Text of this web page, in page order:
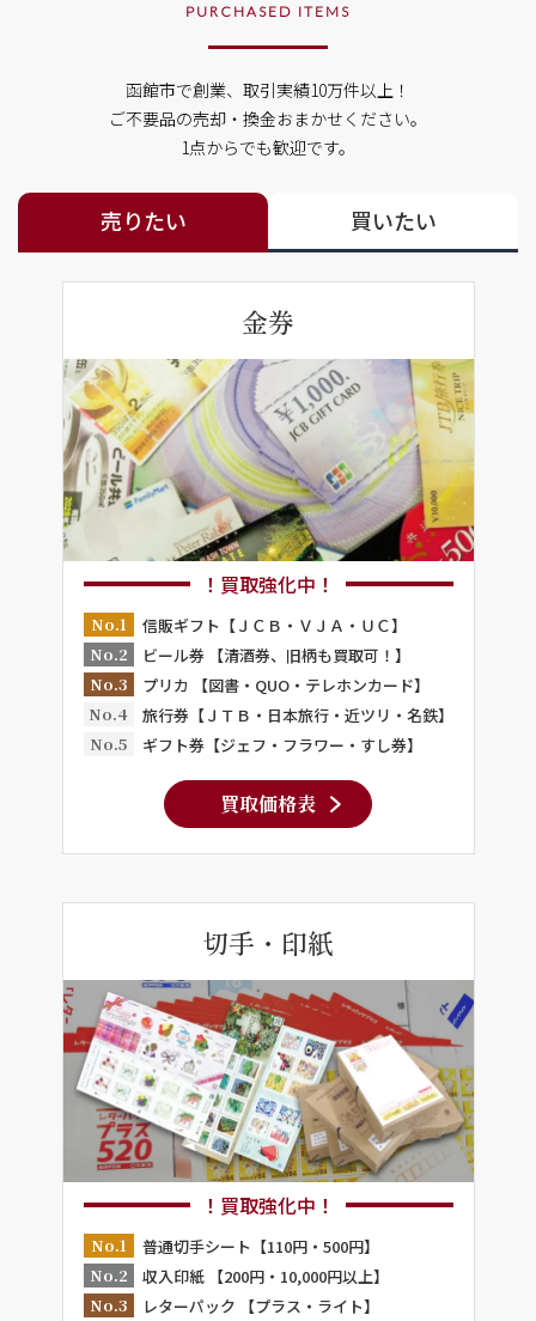
PURCHASED ITEMS
函館市で創業、取引実績10万件以上！
ご不要品の売却・換金おまかせください。
1点からでも歓迎です。
売りたい 買いたい
金券
！買取強化中！
No.1
信販ギフト【ＪＣＢ・ＶＪＡ・ＵＣ】
No.2
ビール券 【清酒券、旧柄も買取可！】
No.3
プリカ 【図書・QUO・テレホンカード】
No.4
旅行券【ＪＴＢ・日本旅行・近ツリ・名鉄】
No.5
ギフト券【ジェフ・フラワー・すし券】
買取価格表
切手・印紙
！買取強化中！
No.1
普通切手シート【110円・500円】
No.2
収入印紙 【200円・10,000円以上】
No.3
レターパック 【プラス・ライト】